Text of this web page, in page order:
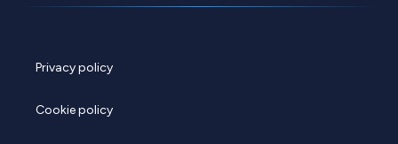
Privacy policy
Cookie policy